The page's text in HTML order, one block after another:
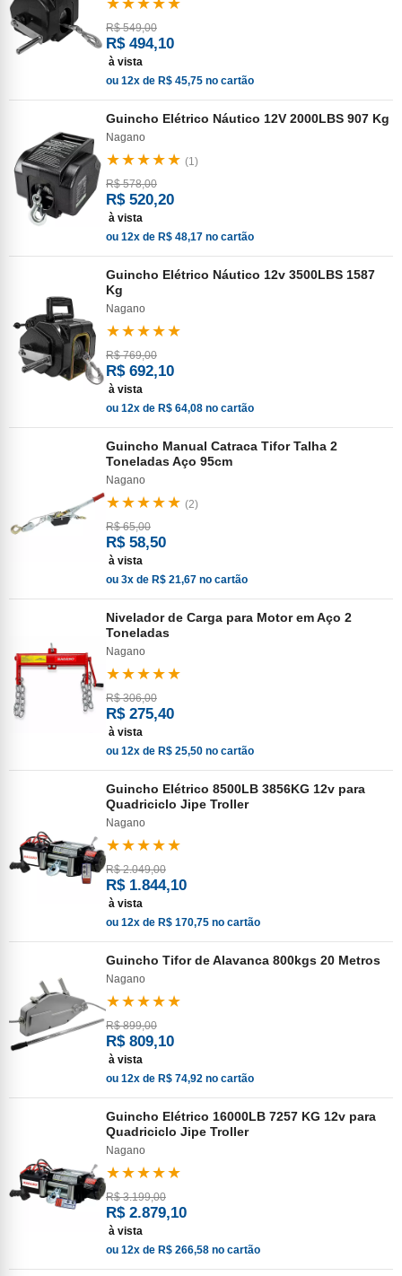
★★★★★
R$ 549,00
R$ 494,10
à vista
ou 12x de R$ 45,75 no cartão
Guincho Elétrico Náutico 12V 2000LBS 907 Kg
Nagano
★★★★★ (1)
R$ 578,00
R$ 520,20
à vista
ou 12x de R$ 48,17 no cartão
Guincho Elétrico Náutico 12v 3500LBS 1587
Kg
Nagano
★★★★★
R$ 769,00
R$ 692,10
à vista
ou 12x de R$ 64,08 no cartão
Guincho Manual Catraca Tifor Talha 2
Toneladas Aço 95cm
Nagano
★★★★★ (2)
R$ 65,00
R$ 58,50
à vista
ou 3x de R$ 21,67 no cartão
Nivelador de Carga para Motor em Aço 2
Toneladas
Nagano
★★★★★
R$ 306,00
R$ 275,40
à vista
ou 12x de R$ 25,50 no cartão
Guincho Elétrico 8500LB 3856KG 12v para
Quadriciclo Jipe Troller
Nagano
★★★★★
R$ 2.049,00
R$ 1.844,10
à vista
ou 12x de R$ 170,75 no cartão
Guincho Tifor de Alavanca 800kgs 20 Metros
Nagano
★★★★★
R$ 899,00
R$ 809,10
à vista
ou 12x de R$ 74,92 no cartão
Guincho Elétrico 16000LB 7257 KG 12v para
Quadriciclo Jipe Troller
Nagano
★★★★★
R$ 3.199,00
R$ 2.879,10
à vista
ou 12x de R$ 266,58 no cartão